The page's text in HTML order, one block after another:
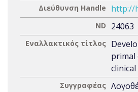
Διεύθυνση Handle http://
ND 24063
Εναλλακτικός τίτλος
primal
Συγγραφέας